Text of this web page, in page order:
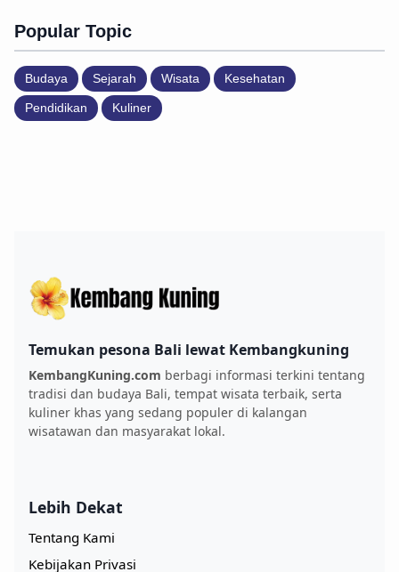
Popular Topic
Budaya Sejarah Wisata Kesehatan
Pendidikan Kuliner
Temukan pesona Bali lewat Kembangkuning
KembangKuning.com berbagi informasi terkini tentang
tradisi dan budaya Bali, tempat wisata terbaik, serta
kuliner khas yang sedang populer di kalangan
wisatawan dan masyarakat lokal.
Lebih Dekat
Tentang Kami
Kebijakan Privasi